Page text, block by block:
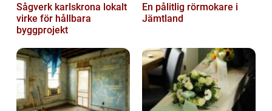
Sågverk karlskrona lokalt
virke för hållbara
byggprojekt
En pålitlig rörmokare i
Jämtland